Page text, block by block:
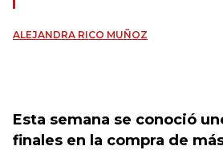
ALEJANDRA RICO MUÑOZ
Esta semana se conoció
finales en la compra de